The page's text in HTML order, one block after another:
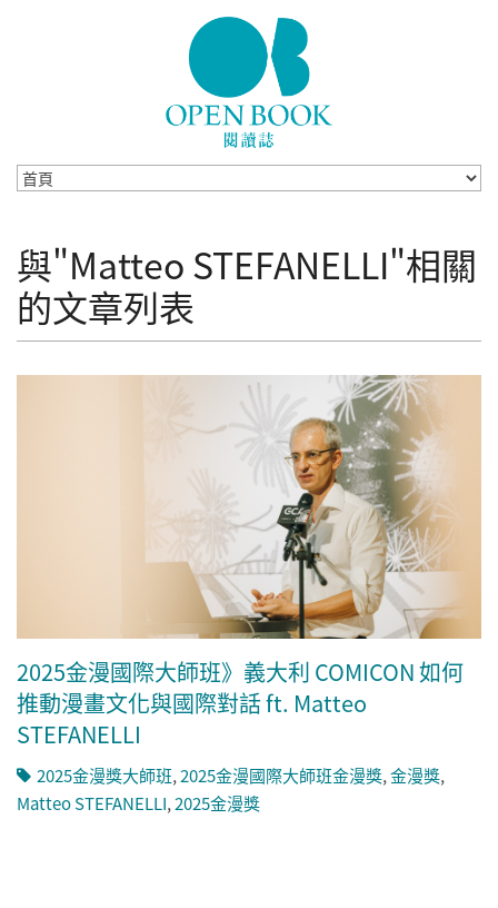
與"Matteo STEFANELLI"相關
的文章列表
2025金漫國際大師班》義大利 COMICON 如何
推動漫畫文化與國際對話 ft. Matteo
STEFANELLI
2025金漫獎大師班,2025金漫國際大師班金漫獎,金漫獎,
Matteo STEFANELLI,2025金漫獎